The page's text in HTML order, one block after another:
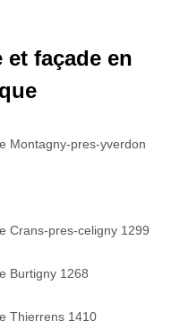
façade en
Montagny-pres-yverdon
Crans-pres-celigny 1299
Burtigny 1268
Thierrens 1410